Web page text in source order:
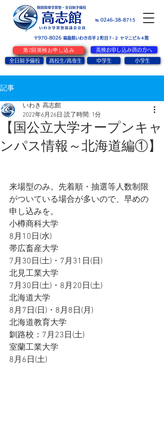
℡ 0246-38-8715
〒970-8026 ​福島県いわき市平２町目７-２ ヤマニビル４階
全日制予備校 高校生/高専生 中学生 小学生
英検お申し込み済の方へ
第2回英検お申し込み
記事
【国公立大学オープンキャ
ンパス情報～北海道編①】
いわき 高志館
2022年6月26日 読了時間: 1分
来場型のみ。先着順・抽選等人数制限
がついている場合が多いので、早めの
申し込みを。
小樽商科大学
8月10日(水)
帯広畜産大学
7月30日(土)・7月31日(日)
北見工業大学
7月30日(土)・8月20日(土)
北海道大学
8月7日(日)・8月8日(月)
北海道教育大学
釧路校：7月23日(土)
室蘭工業大学
8月6日(土)